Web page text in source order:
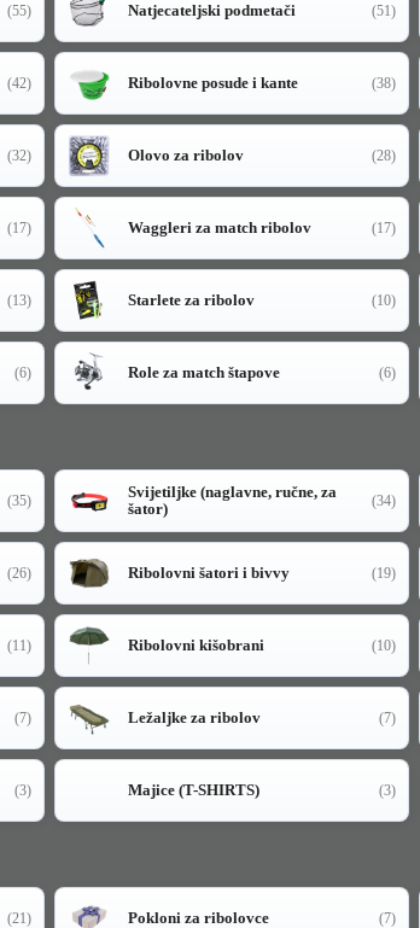
(55) Natjecateljski podmetači (51)
(42) Ribolovne posude i kante (38)
(32) Olovo za ribolov (28)
(17) Waggleri za match ribolov (17)
(13) Starlete za ribolov (10)
(6) Role za match štapove (6)
(35)
Svijetiljke (naglavne, ručne, za
šator)
(34)
(26) Ribolovni šatori i bivvy (19)
(11) Ribolovni kišobrani (10)
(7) Ležaljke za ribolov (7)
(3) Majice (T-SHIRTS) (3)
(21) Pokloni za ribolovce (7)